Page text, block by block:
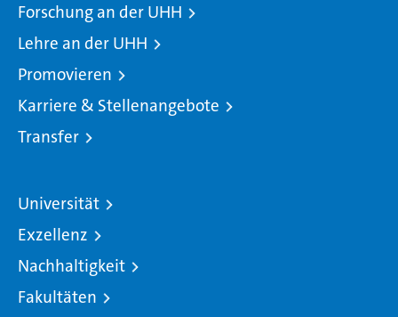
Forschung an der UHH
Lehre an der UHH
Promovieren
Karriere & Stellenangebote
Transfer
Universität
Exzellenz
Nachhaltigkeit
Fakultäten